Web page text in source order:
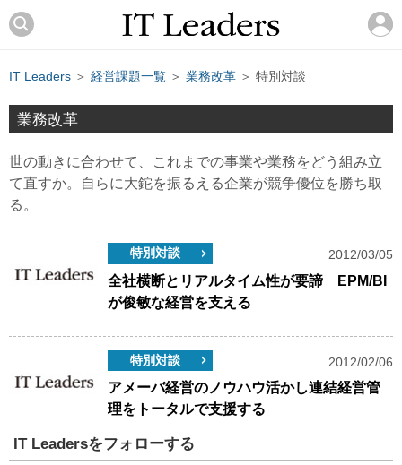
IT Leaders ＞ 経営課題一覧 ＞ 業務改革 ＞ 特別対談
業務改革
世の動きに合わせて、これまでの事業や業務をどう組み立
て直すか。自らに大鉈を振るえる企業が競争優位を勝ち取
る。
特別対談 2012/03/05
全社横断とリアルタイム性が要諦 EPM/BI
が俊敏な経営を支える
特別対談 2012/02/06
アメーバ経営のノウハウ活かし連結経営管
理をトータルで支援する
IT Leadersをフォローする